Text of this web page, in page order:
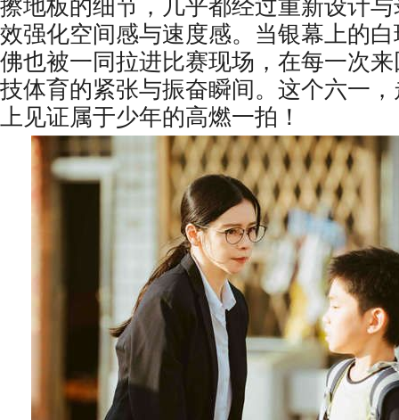
擦地板的细节，几乎都经过重新设计
效强化空间感与速度感。当银幕上的
佛也被一同拉进比赛现场，在每一次
技体育的紧张与振奋瞬间。这个六一
上见证属于少年的高燃一拍！